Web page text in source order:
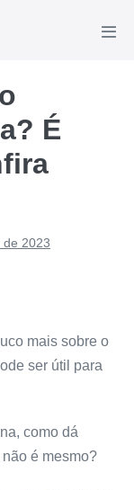
É
2023
mais sobre o
ser útil para
como dá
é mesmo?